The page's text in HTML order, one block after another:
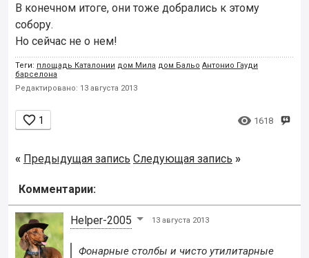
В конечном итоге, они тоже добрались к этому
собору.
Но сейчас не о нем!
Теги: площадь Каталонии дом Мила дом Бальо Антонио Гауди
барселона
Редактировано: 13 августа 2013
 1  1618
« Предыдущая запись Следующая запись »
Комментарии:
Helper-2005 13 августа 2013
Фонарные столбы и чисто утилитарные